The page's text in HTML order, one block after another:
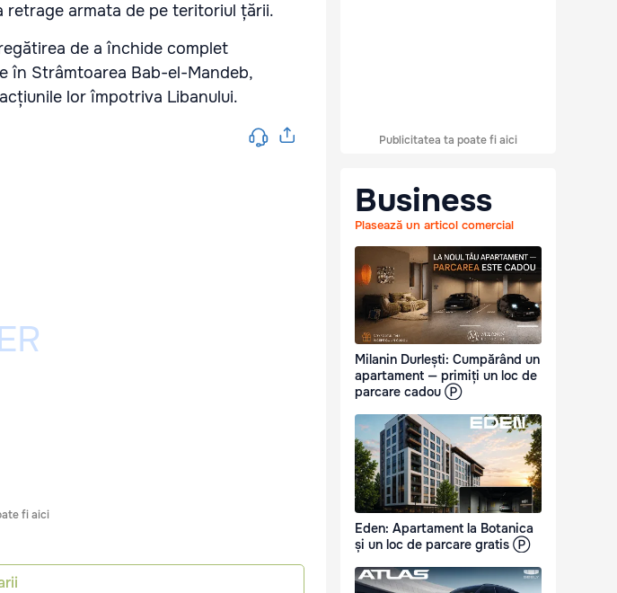
armata de pe teritoriul țării.
de a închide complet
în Strâmtoarea Bab-el-Mandeb,
lor împotriva Libanului.
fi aici
Publicitatea ta poate fi aici
Business
Plasează un articol comercial
Milanin Durlești: Cumpărând un
apartament — primiți un loc de
parcare cadou Ⓟ
Eden: Apartament la Botanica
și un loc de parcare gratis Ⓟ